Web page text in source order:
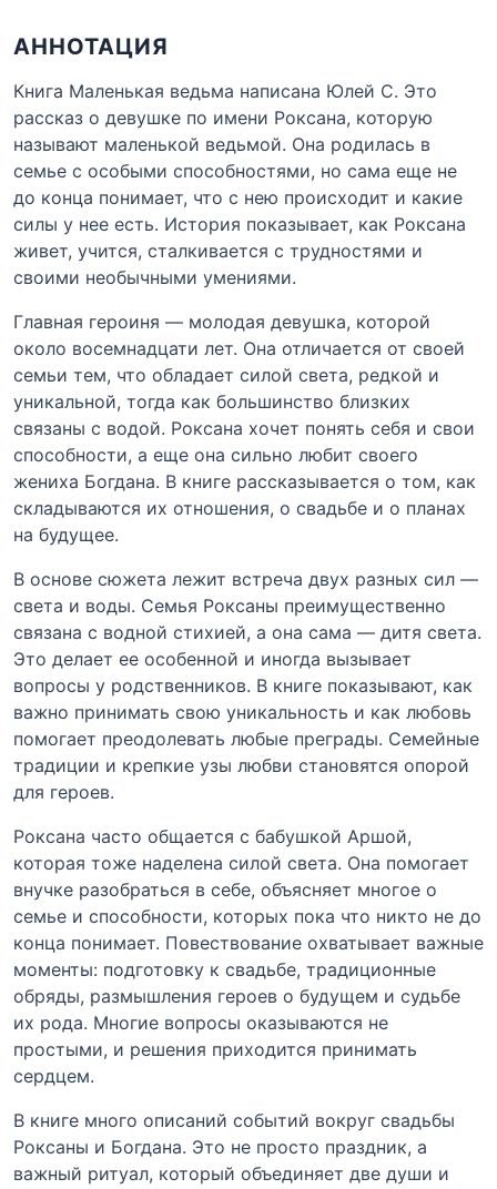
АННОТАЦИЯ
Книга Маленькая ведьма написана Юлей С. Это
рассказ о девушке по имени Роксана, которую
называют маленькой ведьмой. Она родилась в
семье с особыми способностями, но сама еще не
до конца понимает, что с нею происходит и какие
силы у нее есть. История показывает, как Роксана
живет, учится, сталкивается с трудностями и
своими необычными умениями.
Главная героиня — молодая девушка, которой
около восемнадцати лет. Она отличается от своей
семьи тем, что обладает силой света, редкой и
уникальной, тогда как большинство близких
связаны с водой. Роксана хочет понять себя и свои
способности, а еще она сильно любит своего
жениха Богдана. В книге рассказывается о том, как
складываются их отношения, о свадьбе и о планах
на будущее.
В основе сюжета лежит встреча двух разных сил —
света и воды. Семья Роксаны преимущественно
связана с водной стихией, а она сама — дитя света.
Это делает ее особенной и иногда вызывает
вопросы у родственников. В книге показывают, как
важно принимать свою уникальность и как любовь
помогает преодолевать любые преграды. Семейные
традиции и крепкие узы любви становятся опорой
для героев.
Роксана часто общается с бабушкой Аршой,
которая тоже наделена силой света. Она помогает
внучке разобраться в себе, объясняет многое о
семье и способности, которых пока что никто не до
конца понимает. Повествование охватывает важные
моменты: подготовку к свадьбе, традиционные
обряды, размышления героев о будущем и судьбе
их рода. Многие вопросы оказываются не
простыми, и решения приходится принимать
сердцем.
В книге много описаний событий вокруг свадьбы
Роксаны и Богдана. Это не просто праздник, а
важный ритуал, который объединяет две души и